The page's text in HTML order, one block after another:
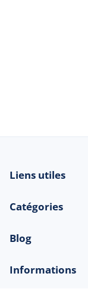
Liens utiles
Catégories
Blog
Informations